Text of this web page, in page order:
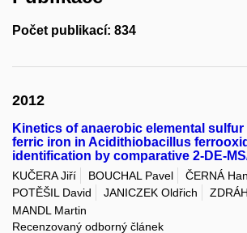
Počet publikací: 834
2012
Kinetics of anaerobic elemental
ferric iron in Acidithiobacillus
identification by comparative 2-DE-
KUČERA Jiří BOUCHAL Pavel
ČERNÁ
POTĚŠIL David
JANICZEK Oldřich
MANDL Martin
Recenzovaný odborný článek